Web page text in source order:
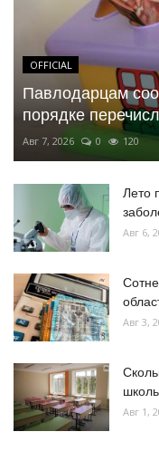
OFFICIAL
Павлодарцам
порядке
Авг 7, 2026 0 120
Лето
Авг 6,
Авг 3,
Авг 1,